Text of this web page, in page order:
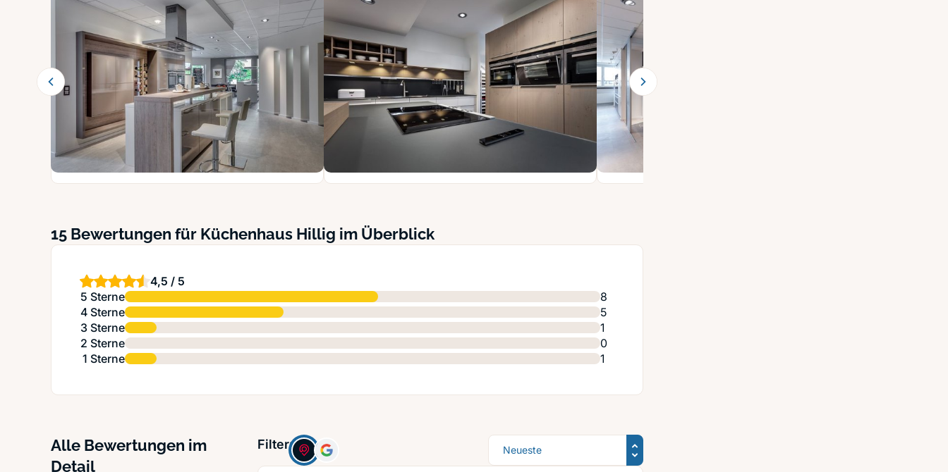
15 Bewertungen für Küchenhaus Hillig im Überblick
4,5 / 5
5 Sterne
8
4 Sterne
5
3 Sterne
1
2 Sterne
0
1 Sterne
1
Alle Bewertungen im
Detail
Filter: Sortierung